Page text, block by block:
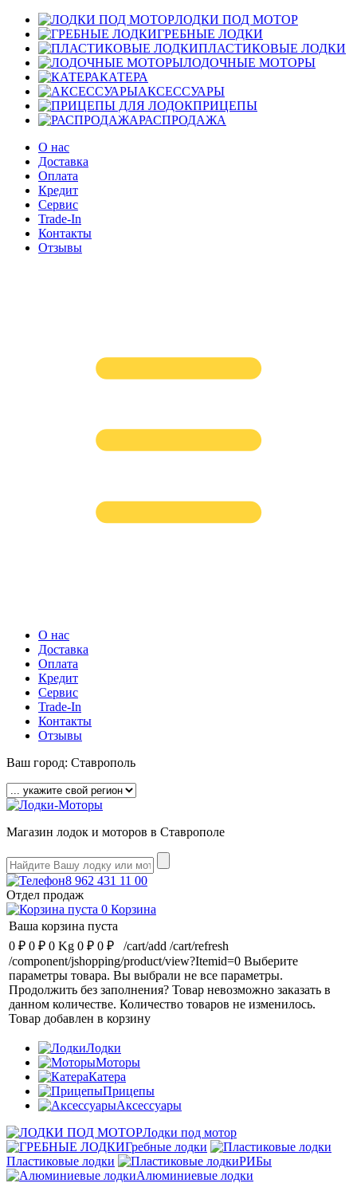
ЛОДКИ ПОД МОТОР
ГРЕБНЫЕ ЛОДКИ
ПЛАСТИКОВЫЕ ЛОДКИ
ЛОДОЧНЫЕ МОТОРЫ
КАТЕРА
АКСЕССУАРЫ
ПРИЦЕПЫ
РАСПРОДАЖА
О нас
Доставка
Оплата
Кредит
Сервис
Trade-In
Контакты
Отзывы
О нас
Доставка
Оплата
Кредит
Сервис
Trade-In
Контакты
Отзывы
Ваш город: Ставрополь
Магазин лодок и моторов в Ставрополе
8 962 431 11 00
Отдел продаж
0 Корзина
Ваша корзина пуста
0 ₽ 0 ₽ 0 Kg 0 ₽ 0 ₽ /cart/add /cart/refresh
/component/jshopping/product/view?Itemid=0 Выберите
параметры товара. Вы выбрали не все параметры.
Продолжить без заполнения? Товар невозможно заказать в
данном количестве. Количество товаров не изменилось.
Товар добавлен в корзину
Лодки
Моторы
Катера
Прицепы
Аксессуары
Лодки под мотор
Гребные лодки
Пластиковые лодки
РИБы
Алюминиевые лодки